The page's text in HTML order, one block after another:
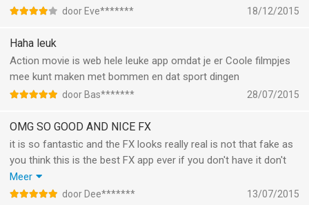
door Eve******* 18/12/2015
Haha leuk
Action movie is web hele leuke app omdat je er Coole filmpjes
mee kunt maken met bommen en dat sport dingen
door Bas******* 28/07/2015
OMG SO GOOD AND NICE FX
it is so fantastic and the FX looks really real is not that fake as
you think this is the best FX app ever if you don't have it don't
think it is fake just download it because it is really nice you can
make fantastic videos and sent to your camera roll but need
Meer
door Dee******* 13/07/2015